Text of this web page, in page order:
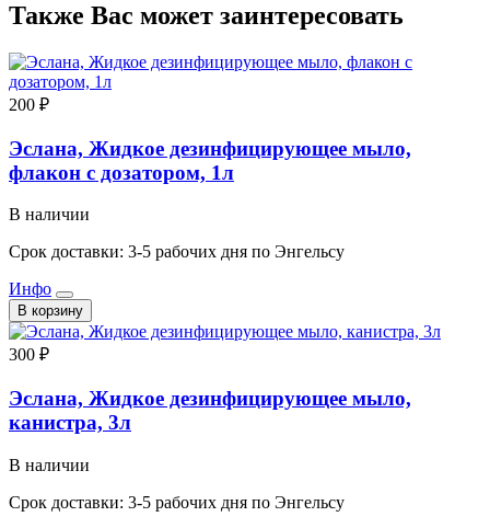
Также Вас может заинтересовать
200 ₽
Эслана, Жидкое дезинфицирующее мыло,
флакон с дозатором, 1л
В наличии
Срок доставки: 3-5 рабочих дня по Энгельсу
Инфо
В корзину
300 ₽
Эслана, Жидкое дезинфицирующее мыло,
канистра, 3л
В наличии
Срок доставки: 3-5 рабочих дня по Энгельсу